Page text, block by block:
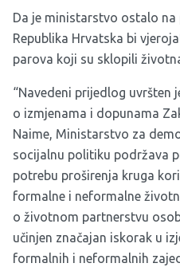
Da je ministarstvo ostalo
Republika Hrvatska bi
parova koji su sklopili
“Navedeni prijedlog uvršten
o izmjenama i dopunama
Naime, Ministarstvo za
socijalnu politiku podržava
potrebu proširenja kruga
formalne i neformalne
o životnom partnerstvu
učinjen značajan iskorak u
formalnih i neformalnih